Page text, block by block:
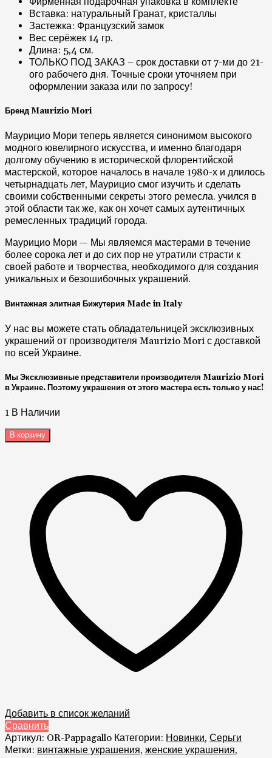
Вставка: натуральный Гранат, кристаллы
Застежка: Французский замок
Вес серёжек 14 гр.
Длина: 5,4 см.
ТОЛЬКО ПОД ЗАКАЗ – срок доставки от 7-ми до 21-
ого рабочего дня. Точные сроки уточняем при
оформлении заказа или по запросу!
Бренд Maurizio Mori
Маурицио Мори теперь является синонимом высокого
модного ювелирного искусства, и именно благодаря
долгому обучению в исторической флорентийской
мастерской, которое началось в начале 1980-х и длилось
четырнадцать лет, Маурицио смог изучить и сделать
своими собственными секреты этого ремесла. учился в
этой области так же, как он хочет самых аутентичных
ремесленных традиций города.
Маурицио Мори — Мы являемся мастерами в течение
более сорока лет и до сих пор не утратили страсти к
своей работе и творчества, необходимого для создания
уникальных и безошибочных украшений.
Винтажная элитная Бижутерия Made in Italy
У нас вы можете стать обладательницей эксклюзивных
украшений от производителя Maurizio Mori с доставкой
по всей Украине.
Мы Эксклюзивные представители производителя Maurizio Mori
в Украине. Поэтому украшения от этого мастера есть только у нас!
1 В Наличии
В корзину
Добавить в список желаний
Сравнить
Артикул: OR-Pappagallo Категории: Новинки, Серьги
Метки: винтажные украшения, женские украшения,